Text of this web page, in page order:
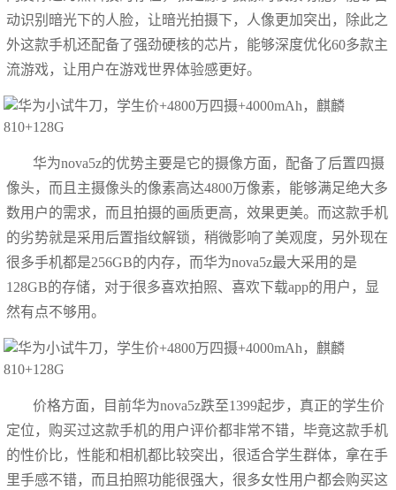
动识别暗光下的人脸，让暗光拍摄下，人像更加突出，除此之
外这款手机还配备了强劲硬核的芯片，能够深度优化60多款主
流游戏，让用户在游戏世界体验感更好。
华为nova5z的优势主要是它的摄像方面，配备了后置四摄
像头，而且主摄像头的像素高达4800万像素，能够满足绝大多
数用户的需求，而且拍摄的画质更高，效果更美。而这款手机
的劣势就是采用后置指纹解锁，稍微影响了美观度，另外现在
很多手机都是256GB的内存，而华为nova5z最大采用的是
128GB的存储，对于很多喜欢拍照、喜欢下载app的用户，显
然有点不够用。
价格方面，目前华为nova5z跌至1399起步，真正的学生价
定位，购买过这款手机的用户评价都非常不错，毕竟这款手机
的性价比，性能和相机都比较突出，很适合学生群体，拿在手
里手感不错，而且拍照功能很强大，很多女性用户都会购买这